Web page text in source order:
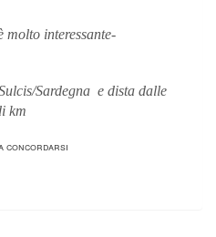
molto interessante-
Sardegna e dista dalle
km
concordarsi